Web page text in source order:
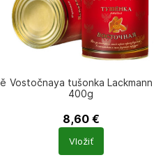
Vostočnaya tušonka Lackmann
400g
8,60 €
Počet
produktů
Vložiť